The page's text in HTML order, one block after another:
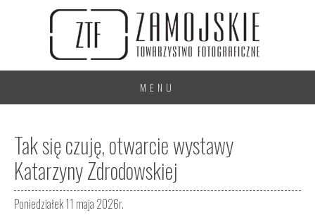
MENU
Tak się czuję, otwarcie wystawy
Katarzyny Zdrodowskiej
Poniedziałek 11 maja 2026r.